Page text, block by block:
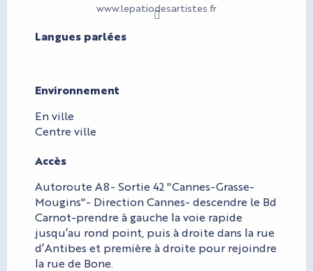
www.lepatiodesartistes.fr
Langues parlées
Langues parlées
Environnement
Environnement
En ville
Centre ville
Accès
Accès
Autoroute A8- Sortie 42 "Cannes-Grasse-
Mougins"- Direction Cannes- descendre le Bd
Carnot-prendre à gauche la voie rapide
jusqu’au rond point, puis à droite dans la rue
d’Antibes et première à droite pour rejoindre
la rue de Bone.